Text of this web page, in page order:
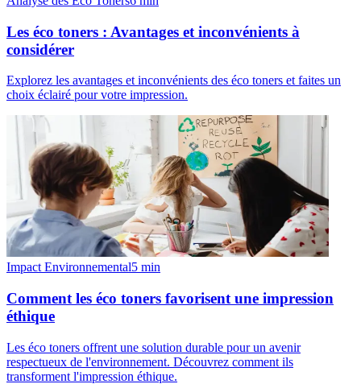
Les éco toners : Avantages et inconvénients à
considérer
Explorez les avantages et inconvénients des éco toners et faites un
choix éclairé pour votre impression.
Impact Environnemental5 min
Comment les éco toners favorisent une impression
éthique
Les éco toners offrent une solution durable pour un avenir
respectueux de l'environnement. Découvrez comment ils
transforment l'impression éthique.